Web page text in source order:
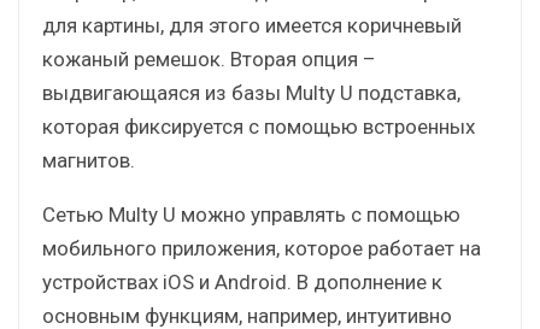
для картины, для этого имеется коричневый
кожаный ремешок. Вторая опция –
выдвигающаяся из базы Multy U подставка,
которая фиксируется с помощью встроенных
магнитов.
Сетью Multy U можно управлять с помощью
мобильного приложения, которое работает на
устройствах iOS и Android. В дополнение к
основным функциям, например, интуитивно